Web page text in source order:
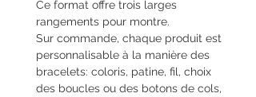
Ce format offre trois larges
rangements pour montre.
Sur commande, chaque produit est
personnalisable à la manière des
bracelets: coloris, patine, fil, choix
des boucles ou des botons de cols,